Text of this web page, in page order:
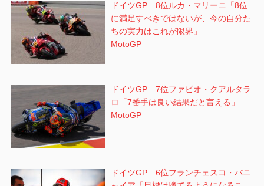
ドイツGP 8位ルカ・マリーニ「8位
に満足すべきではないが、今の自分た
ちの実力はこれが限界」
MotoGP
ドイツGP 7位ファビオ・クアルタラ
ロ「7番手は良い結果だと言える」
MotoGP
ドイツGP 6位フランチェスコ・バニ